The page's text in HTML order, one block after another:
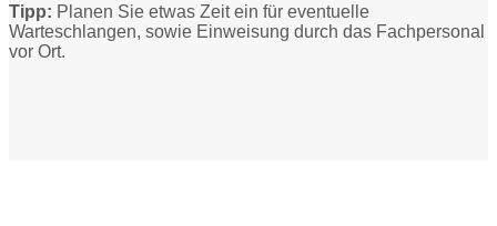
Tipp: Planen Sie etwas Zeit ein für eventuelle
Warteschlangen, sowie Einweisung durch das Fachpersonal
vor Ort.